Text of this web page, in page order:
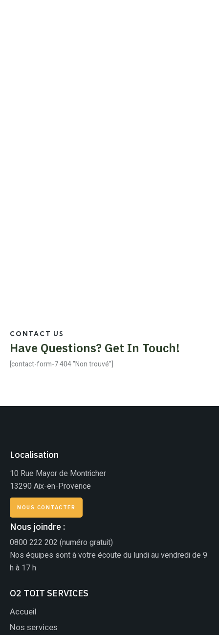
CONTACT US
Have Questions? Get In Touch!
[contact-form-7 404 "Non trouvé"]
Localisation
10 Rue Mayor de Montricher
13290 Aix-en-Provence
NOUS CONTACTER
Nous joindre :
0800 222 202 (numéro gratuit)
Nos équipes sont à votre écoute du lundi au vendredi de 9
h à 17 h
O2 TOIT SERVICES
Accueil
Nos services